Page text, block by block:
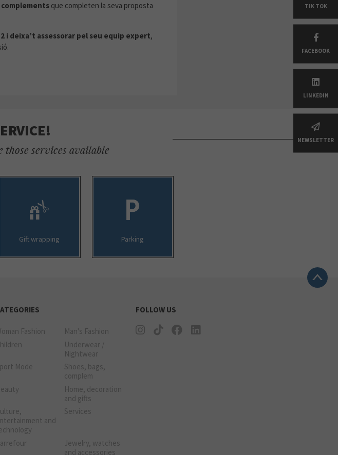
que completen la seva proposta
2 i deixa’t assessorar pel seu equip expert,
those services available
Gift wrapping Parking
TIK TOK
FACEBOOK
LINKEDIN
NEWSLETTER
Fashion
Man's Fashion
Underwear /
Nightwear
Mode
Shoes, bags,
complem
Home, decoration
and gifts
and
Services
Jewelry, watches
and accessories
FOLLOW US